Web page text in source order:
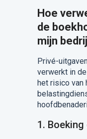
Hoe
de
mijn
Privé-
verwerkt in
het risico van
1.